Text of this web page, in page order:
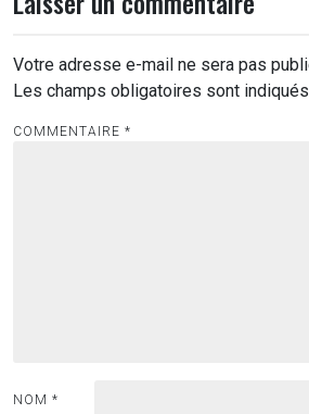
Votre adresse e-mail ne sera pas
Les champs obligatoires sont
COMMENTAIRE *
NOM *